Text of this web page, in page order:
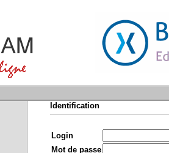
Identification
Login
Mot de passe